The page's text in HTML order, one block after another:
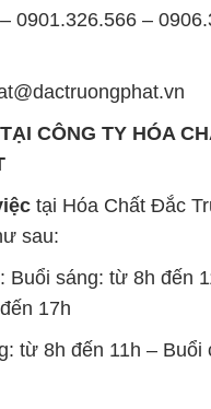
0901.326.566 –
CÔNG TY HÓA
tại Hóa Chất Đắc
sau:
Buổi sáng: từ 8h đến
17h
từ 8h đến 11h – Buổi